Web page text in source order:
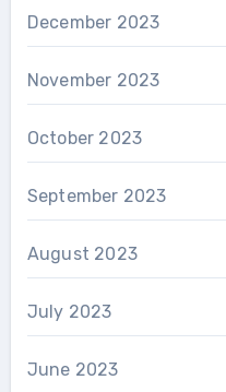
December 2023
November 2023
October 2023
September 2023
August 2023
July 2023
June 2023